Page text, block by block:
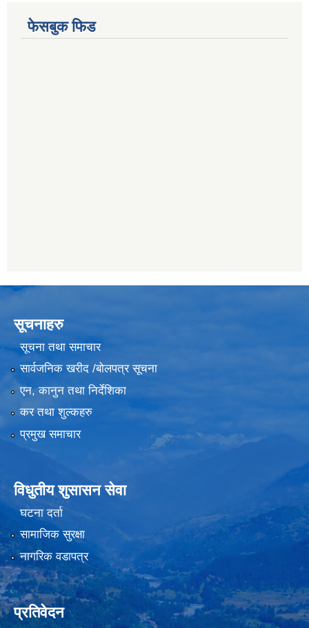
फेसबुक फिड
सूचनाहरु
सूचना तथा समाचार
सार्वजनिक खरीद /बोलपत्र सूचना
एन, कानुन तथा निर्देशिका
कर तथा शुल्कहरु
प्रमुख समाचार
विधुतीय शुसासन सेवा
घटना दर्ता
सामाजिक सुरक्षा
नागरिक वडापत्र
प्रतिवेदन